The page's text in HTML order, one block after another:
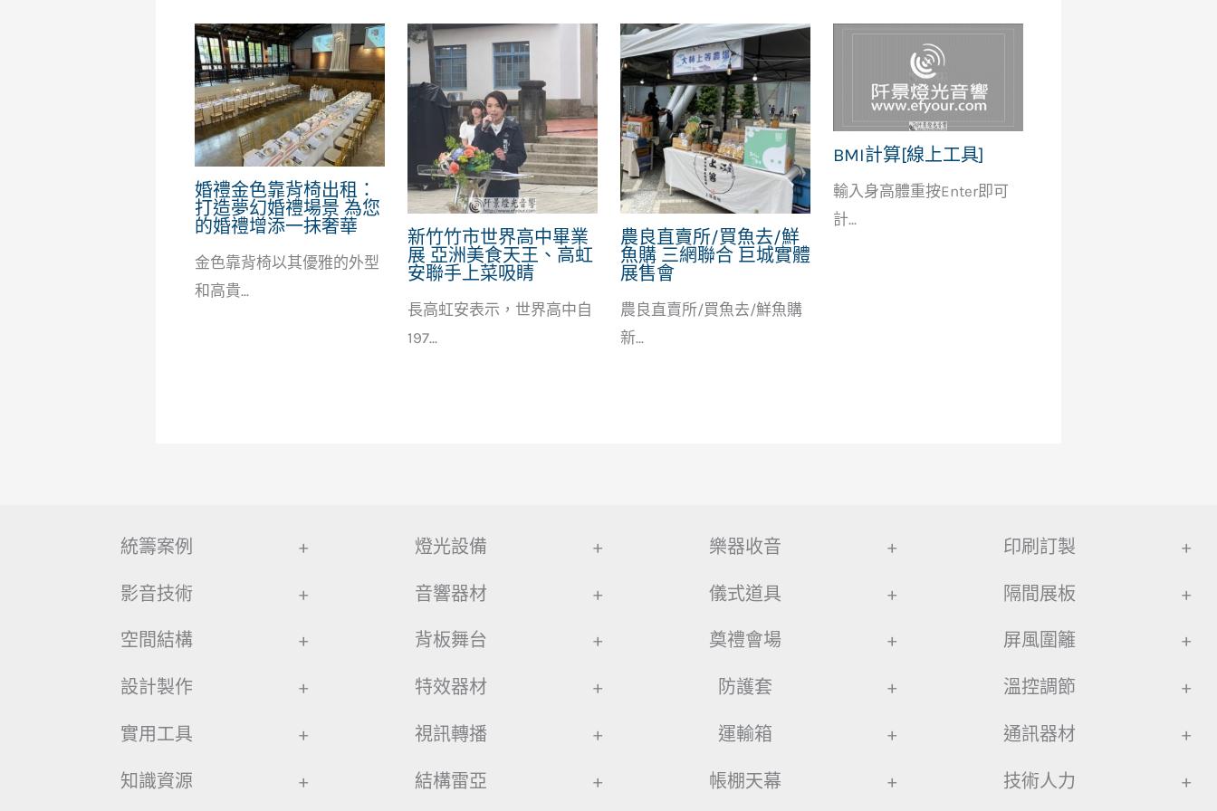
婚禮金色靠背椅出租：
打造夢幻婚禮場景 為您
的婚禮增添一抹奢華
金色靠背椅以其優雅的外型
和高貴...
新竹竹市世界高中畢業
展 亞洲美食天王、高虹
安聯手上菜吸睛
長高虹安表示，世界高中自
197...
農良直賣所/買魚去/鮮
魚購 三網聯合 巨城實體
展售會
農良直賣所/買魚去/鮮魚購
新...
BMI計算[線上工具]
輸入身高體重按Enter即可
計...
統籌案例 +
影音技術 +
空間結構 +
設計製作 +
實用工具 +
知識資源 +
燈光設備 +
音響器材 +
背板舞台 +
特效器材 +
視訊轉播 +
結構雷亞 +
樂器收音 +
儀式道具 +
奠禮會場 +
防護套 +
運輸箱 +
帳棚天幕 +
印刷訂製 +
隔間展板 +
屏風圍籬 +
溫控調節 +
通訊器材 +
技術人力 +